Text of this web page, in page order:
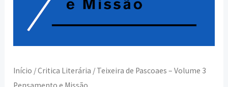
Início /Critica Literária / Teixeira de Pascoaes – Volume 3